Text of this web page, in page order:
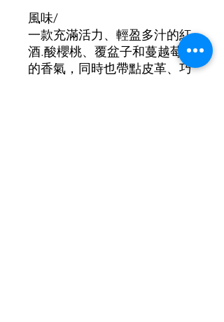
風味/
一款充滿活力、輕盈多汁的紅
酒.酸櫻桃、覆盆子和蔓越莓
的香氣，同時也帶點皮革、巧